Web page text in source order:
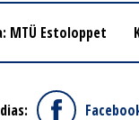
MTÜ Estoloppet